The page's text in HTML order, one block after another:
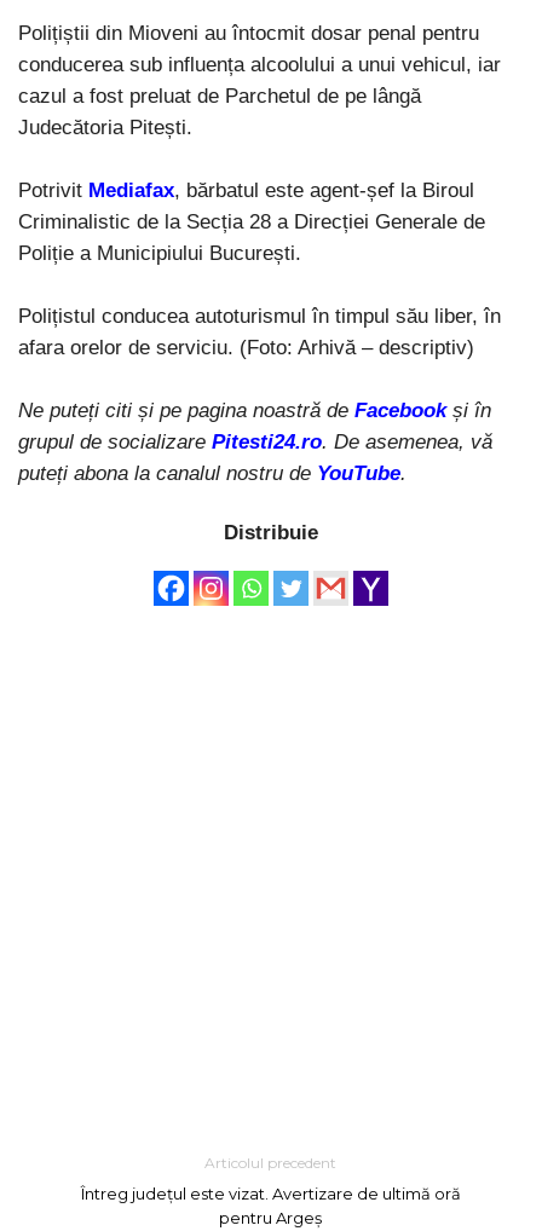
Polițiștii din Mioveni au întocmit dosar penal pentru
conducerea sub influența alcoolului a unui vehicul, iar
cazul a fost preluat de Parchetul de pe lângă
Judecătoria Pitești.
Potrivit Mediafax, bărbatul este agent-șef la Biroul
Criminalistic de la Secția 28 a Direcției Generale de
Poliție a Municipiului București.
Polițistul conducea autoturismul în timpul său liber, în
afara orelor de serviciu. (Foto: Arhivă – descriptiv)
Ne puteți citi și pe pagina noastră de Facebook și în
grupul de socializare Pitesti24.ro. De asemenea, vă
puteți abona la canalul nostru de YouTube.
Distribuie
Articolul precedent
Întreg județul este vizat. Avertizare de ultimă oră
pentru Argeș